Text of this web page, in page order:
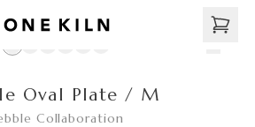
Oval Plate / M
Collaboration